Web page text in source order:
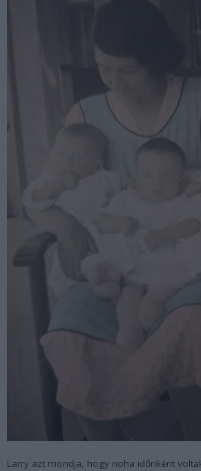
Larry azt mondja, hogy noha időnként